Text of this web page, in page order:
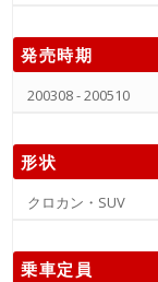
発売時期
200308 - 200510
形状
クロカン・SUV
乗車定員